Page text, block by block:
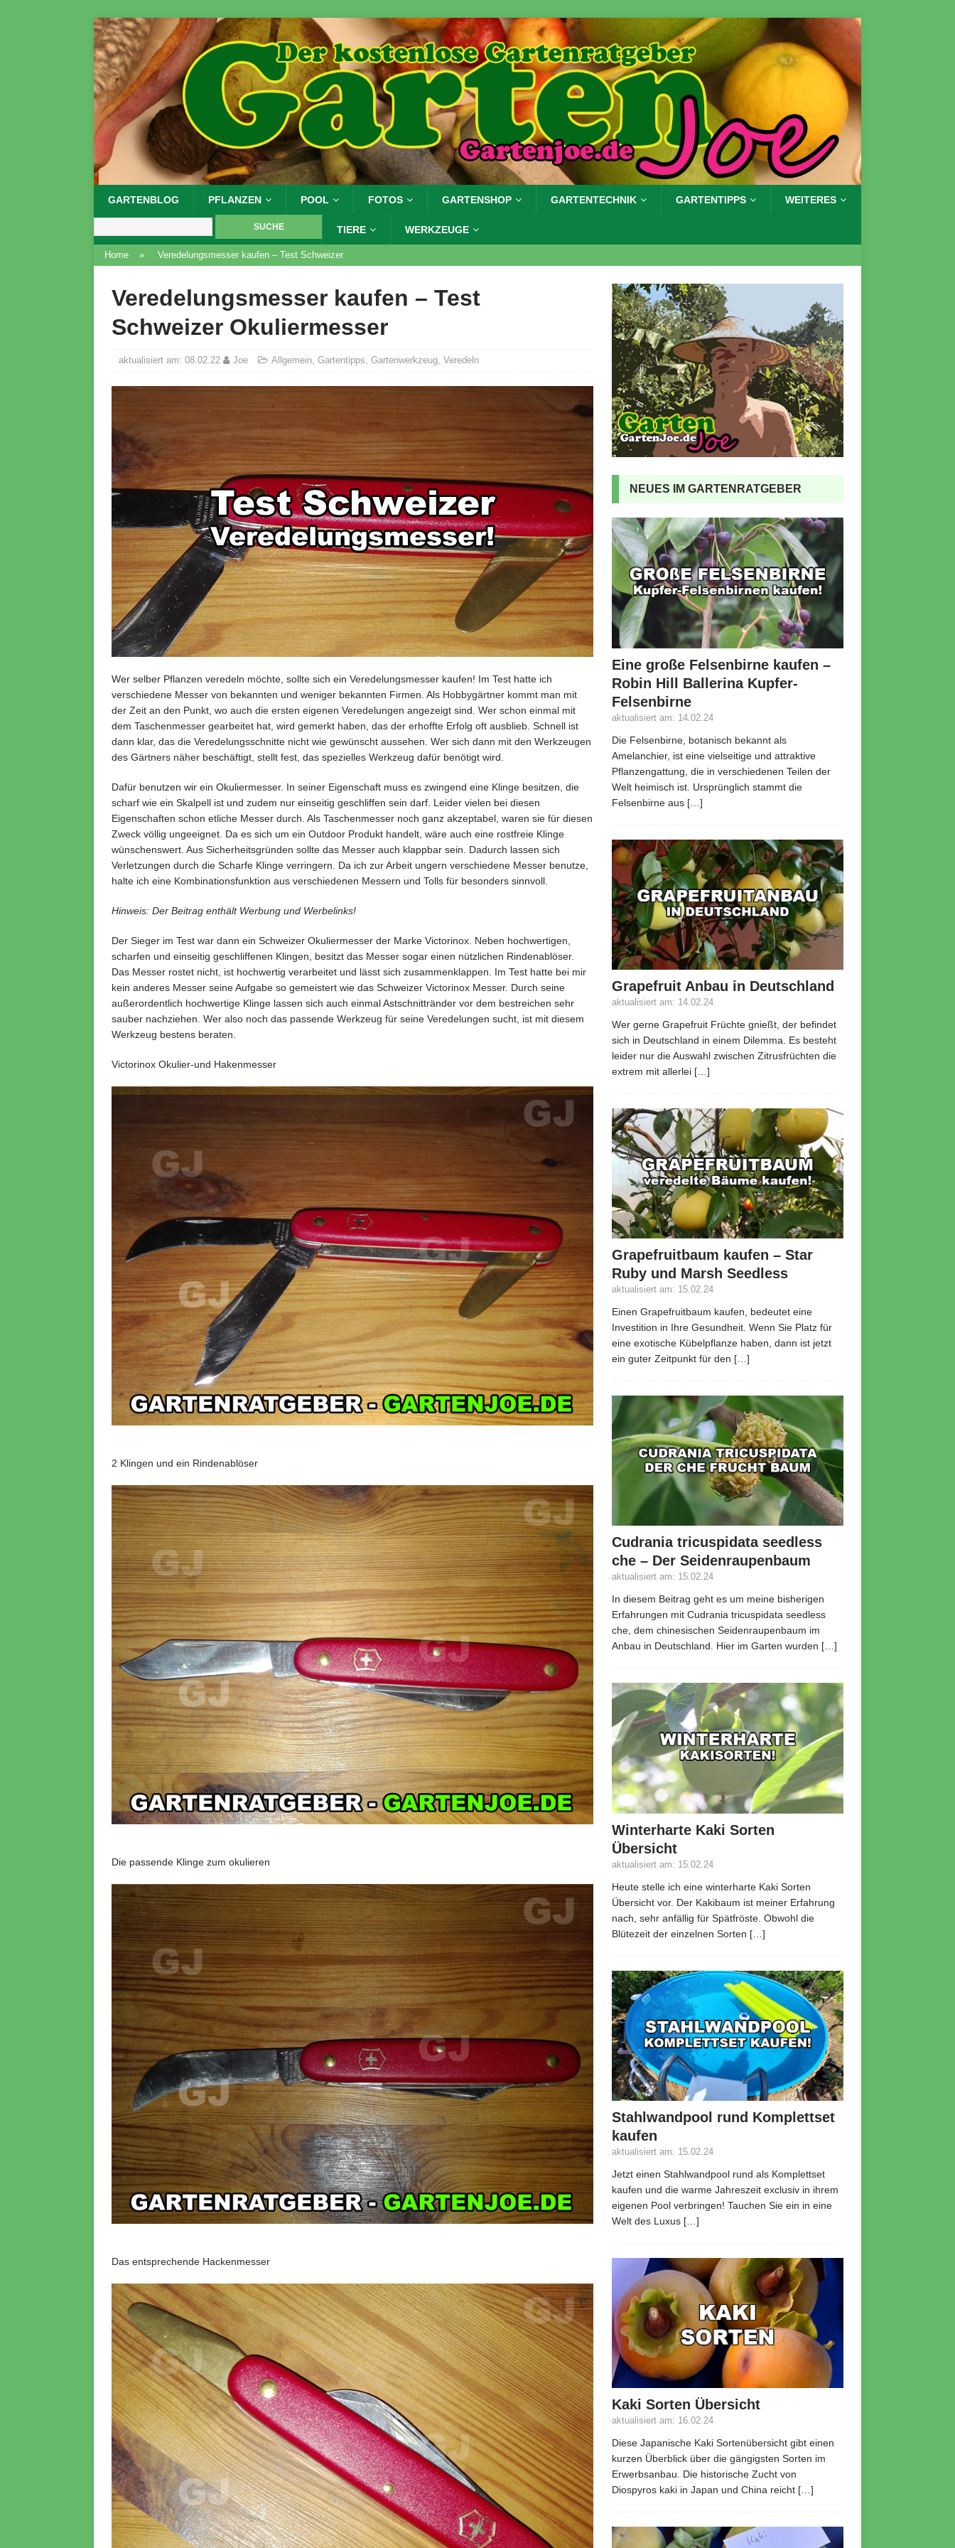
GARTENBLOG PFLANZEN POOL FOTOS GARTENSHOP GARTENTECHNIK GARTENTIPPS WEITERES
TIERE WERKZEUGE
Home » Veredelungsmesser kaufen – Test Schweizer
Veredelungsmesser kaufen – Test
Schweizer Okuliermesser
aktualisiert am: 08.02.22 Joe Allgemein, Gartentipps, Gartenwerkzeug, Veredeln
Wer selber Pflanzen veredeln möchte, sollte sich ein Veredelungsmesser kaufen! Im Test hatte ich
verschiedene Messer von bekannten und weniger bekannten Firmen. Als Hobbygärtner kommt man mit
der Zeit an den Punkt, wo auch die ersten eigenen Veredelungen angezeigt sind. Wer schon einmal mit
dem Taschenmesser gearbeitet hat, wird gemerkt haben, das der erhoffte Erfolg oft ausblieb. Schnell ist
dann klar, das die Veredelungsschnitte nicht wie gewünscht aussehen. Wer sich dann mit den Werkzeugen
des Gärtners näher beschäftigt, stellt fest, das spezielles Werkzeug dafür benötigt wird.
Dafür benutzen wir ein Okuliermesser. In seiner Eigenschaft muss es zwingend eine Klinge besitzen, die
scharf wie ein Skalpell ist und zudem nur einseitig geschliffen sein darf. Leider vielen bei diesen
Eigenschaften schon etliche Messer durch. Als Taschenmesser noch ganz akzeptabel, waren sie für diesen
Zweck völlig ungeeignet. Da es sich um ein Outdoor Produkt handelt, wäre auch eine rostfreie Klinge
wünschenswert. Aus Sicherheitsgründen sollte das Messer auch klappbar sein. Dadurch lassen sich
Verletzungen durch die Scharfe Klinge verringern. Da ich zur Arbeit ungern verschiedene Messer benutze,
halte ich eine Kombinationsfunktion aus verschiedenen Messern und Tolls für besonders sinnvoll.
Hinweis: Der Beitrag enthält Werbung und Werbelinks!
Der Sieger im Test war dann ein Schweizer Okuliermesser der Marke Victorinox. Neben hochwertigen,
scharfen und einseitig geschliffenen Klingen, besitzt das Messer sogar einen nützlichen Rindenablöser.
Das Messer rostet nicht, ist hochwertig verarbeitet und lässt sich zusammenklappen. Im Test hatte bei mir
kein anderes Messer seine Aufgabe so gemeistert wie das Schweizer Victorinox Messer. Durch seine
außerordentlich hochwertige Klinge lassen sich auch einmal Astschnittränder vor dem bestreichen sehr
sauber nachziehen. Wer also noch das passende Werkzeug für seine Veredelungen sucht, ist mit diesem
Werkzeug bestens beraten.
Victorinox Okulier-und Hakenmesser
2 Klingen und ein Rindenablöser
Die passende Klinge zum okulieren
Das entsprechende Hackenmesser
NEUES IM GARTENRATGEBER
Eine große Felsenbirne kaufen –
Robin Hill Ballerina Kupfer-
Felsenbirne
aktualisiert am: 14.02.24
Die Felsenbirne, botanisch bekannt als
Amelanchier, ist eine vielseitige und attraktive
Pflanzengattung, die in verschiedenen Teilen der
Welt heimisch ist. Ursprünglich stammt die
Felsenbirne aus […]
Grapefruit Anbau in Deutschland
aktualisiert am: 14.02.24
Wer gerne Grapefruit Früchte gnießt, der befindet
sich in Deutschland in einem Dilemma. Es besteht
leider nur die Auswahl zwischen Zitrusfrüchten die
extrem mit allerlei […]
Grapefruitbaum kaufen – Star
Ruby und Marsh Seedless
aktualisiert am: 15.02.24
Einen Grapefruitbaum kaufen, bedeutet eine
Investition in Ihre Gesundheit. Wenn Sie Platz für
eine exotische Kübelpflanze haben, dann ist jetzt
ein guter Zeitpunkt für den […]
Cudrania tricuspidata seedless
che – Der Seidenraupenbaum
aktualisiert am: 15.02.24
In diesem Beitrag geht es um meine bisherigen
Erfahrungen mit Cudrania tricuspidata seedless
che, dem chinesischen Seidenraupenbaum im
Anbau in Deutschland. Hier im Garten wurden […]
Winterharte Kaki Sorten
Übersicht
aktualisiert am: 15.02.24
Heute stelle ich eine winterharte Kaki Sorten
Übersicht vor. Der Kakibaum ist meiner Erfahrung
nach, sehr anfällig für Spätfröste. Obwohl die
Blütezeit der einzelnen Sorten […]
Stahlwandpool rund Komplettset
kaufen
aktualisiert am: 15.02.24
Jetzt einen Stahlwandpool rund als Komplettset
kaufen und die warme Jahreszeit exclusiv in ihrem
eigenen Pool verbringen! Tauchen Sie ein in eine
Welt des Luxus […]
Kaki Sorten Übersicht
aktualisiert am: 16.02.24
Diese Japanische Kaki Sortenübersicht gibt einen
kurzen Überblick über die gängigsten Sorten im
Erwerbsanbau. Die historische Zucht von
Diospyros kaki in Japan und China reicht […]